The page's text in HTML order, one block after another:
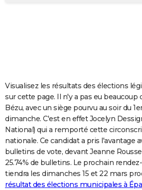
Carte de Noël
Carte Bonne année
Carte Saint-Valentin
Carte Pâques
Carte d'anniversaire
DICTIONNAIRE
Dictionnaire
Biographies
Citations
Expressions
Proverbes
PROGRAMME TV
COPAINS D'AVANT
S'inscrire
Se connecter
Lycées
Collèges
Primaires
Universités
Entreprises
Service militaire
Avis de recherche
AVIS DE DÉCÈS
FORUM
Visualisez les résultats des élections
sur cette page. Il n'y a pas eu beaucoup
Bézu, avec un siège pourvu au soir du
dimanche. C'est en effet Jocelyn
National) qui a remporté cette
nationale. Ce candidat a pris l'avantage
bulletins de vote, devant Jeanne
25.74% de bulletins. Le prochain
tiendra les dimanches 15 et 22 mars
résultat des élections municipales à